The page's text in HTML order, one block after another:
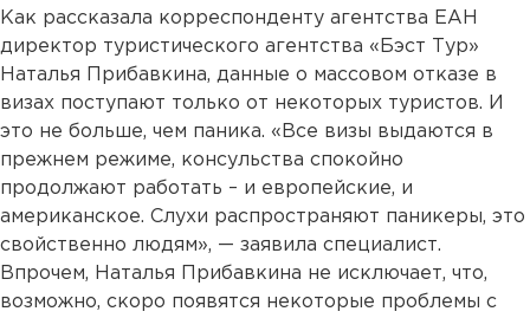
Как рассказала корреспонденту агентства ЕАН
директор туристического агентства «Бэст Тур»
Наталья Прибавкина, данные о массовом отказе в
визах поступают только от некоторых туристов. И
это не больше, чем паника. «Все визы выдаются в
прежнем режиме, консульства спокойно
продолжают работать – и европейские, и
американское. Слухи распространяют паникеры, это
свойственно людям», — заявила специалист.
Впрочем, Наталья Прибавкина не исключает, что,
возможно, скоро появятся некоторые проблемы с